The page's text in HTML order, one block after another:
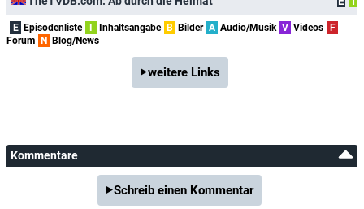
E Episodenliste I Inhaltsangabe B Bilder A Audio/Musik V Videos F
Forum N Blog/News
weitere Links
Kommentare
Schreib einen Kommentar